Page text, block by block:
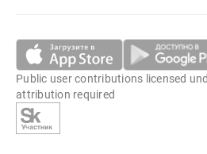
Public user contributions licensed
attribution required